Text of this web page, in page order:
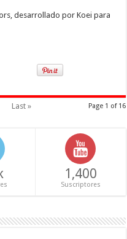
desarrollado por Koei para
Page 1 of 16
Last »
1,400
Suscriptores